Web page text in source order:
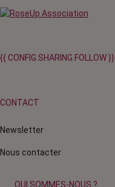
{{ CONFIG.SHARING.FOLLOW }}
CONTACT
Newsletter
Nous contacter
QUI SOMMES-NOUS ?